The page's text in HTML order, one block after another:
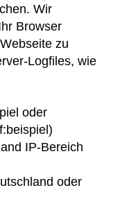
Wir
Browser
zu
Logfiles, wie
oder
IP-Bereich
oder